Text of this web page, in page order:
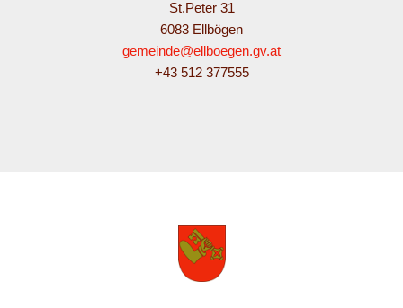
St.Peter 31
6083 Ellbögen
gemeinde@ellboegen.gv.at
+43 512 377555